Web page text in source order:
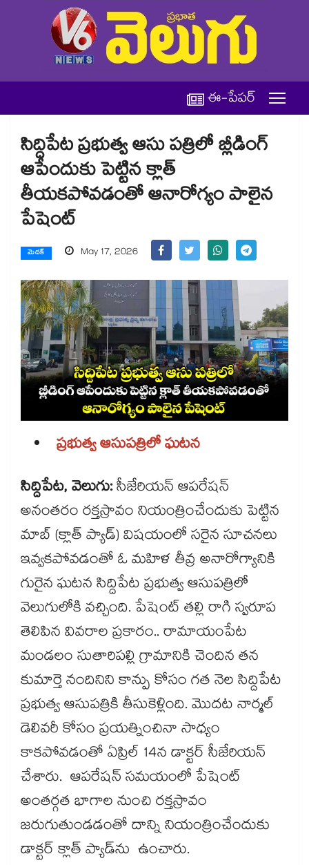
ఈ-పేపర్
సిద్దిపేట ప్రభుత్వ ఆసు పత్రిలో బ్లీడింగ్
ఆపేందుకు పెట్టిన క్లాత్
తీయకపోవడంతో ఆనారోగ్యం పాలైన
పేషెంట్
మెదక్ May 17, 2026
ప్రభుత్వ ఆసుపత్రిలో ఘటన
సిద్దిపేట, వెలుగు:సీజేరియన్ ఆపరేషన్
అనంతరం రక్తస్రావం నియంత్రించేందుకు పెట్టిన
మాబ్‌‌‌‌ (క్లాత్ ప్యాడ్) విషయంలో సరైన సూచనలు
ఇవ్వకపోవడంతో ఓ మహిళ తీవ్ర అనారోగ్యానికి
గురైన ఘటన సిద్దిపేట ప్రభుత్వ ఆసుపత్రిలో
వెలుగులోకి వచ్చింది. పేషెంట్ తల్లి రాగి స్వరూప
తెలిపిన వివరాల ప్రకారం.. రామాయంపేట
మండలం సుతారిపల్లి గ్రామానికి చెందిన తన
కుమార్తె నందినిని కాన్పు కోసం గత నెల సిద్దిపేట
ప్రభుత్వ ఆసుపత్రికి తీసుకెళ్లింది. మొదట నార్మల్
డెలివరీ కోసం ప్రయత్నించినా సాధ్యం
కాకపోవడంతో ఏప్రిల్ 14న డాక్టర్ సీజేరియన్
చేశారు. ఆపరేషన్ సమయంలో పేషెంట్
అంతర్గత భాగాల నుంచి రక్తస్రావం
జరుగుతుండడంతో దాన్ని నియంత్రించేందుకు
డాక్టర్ క్లాత్ ప్యాడ్‌‌‌‌ను ఉంచారు.